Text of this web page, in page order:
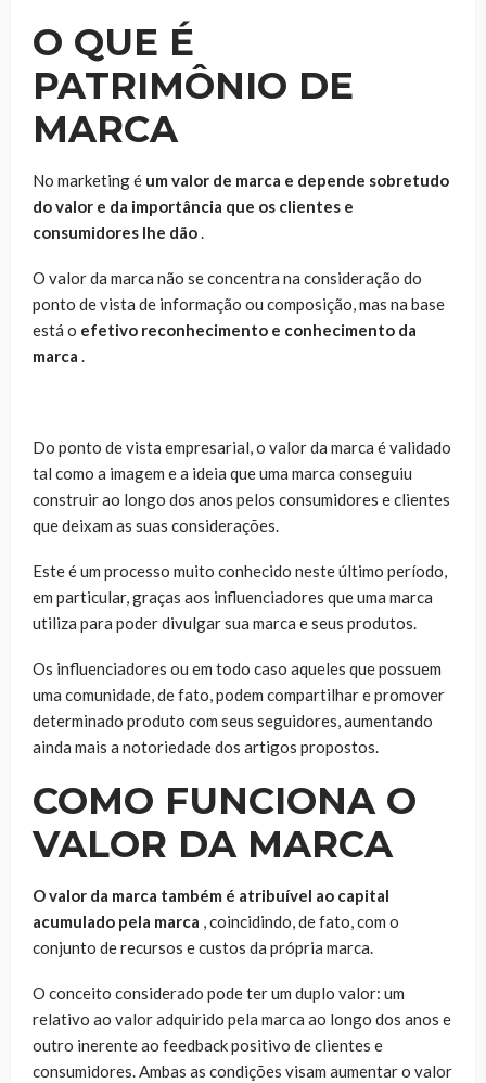
O QUE É
PATRIMÔNIO DE
MARCA
No marketing é um valor de marca e depende sobretudo
do valor e da importância que os clientes e
consumidores lhe dão.
O valor da marca não se concentra na consideração do
ponto de vista de informação ou composição, mas na base
está o efetivo reconhecimento e conhecimento da
marca .
Do ponto de vista empresarial, o valor da marca é validado
tal como a imagem e a ideia que uma marca conseguiu
construir ao longo dos anos pelos consumidores e clientes
que deixam as suas considerações.
Este é um processo muito conhecido neste último período,
em particular, graças aos influenciadores que uma marca
utiliza para poder divulgar sua marca e seus produtos.
Os influenciadores ou em todo caso aqueles que possuem
uma comunidade, de fato, podem compartilhar e promover
determinado produto com seus seguidores, aumentando
ainda mais a notoriedade dos artigos propostos.
COMO FUNCIONA O
VALOR DA MARCA
O valor da marca também é atribuível ao capital
acumulado pela marca , coincidindo, de fato, com o
conjunto de recursos e custos da própria marca.
O conceito considerado pode ter um duplo valor: um
relativo ao valor adquirido pela marca ao longo dos anos e
outro inerente ao feedback positivo de clientes e
consumidores. Ambas as condições visam aumentar o valor